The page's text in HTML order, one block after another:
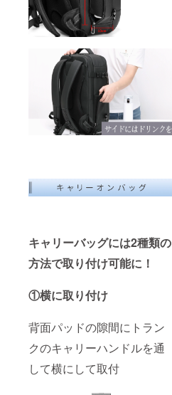
キャリーバッグには2種類の
方法で取り付け可能に！
①横に取り付け
背面パッドの隙間にトラン
クのキャリーハンドルを通
して横にして取付